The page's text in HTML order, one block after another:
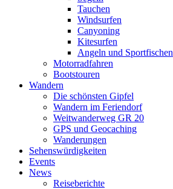
Tauchen
Windsurfen
Canyoning
Kitesurfen
Angeln und Sportfischen
Motorradfahren
Bootstouren
Wandern
Die schönsten Gipfel
Wandern im Feriendorf
Weitwanderweg GR 20
GPS und Geocaching
Wanderungen
Sehenswürdigkeiten
Events
News
Reiseberichte